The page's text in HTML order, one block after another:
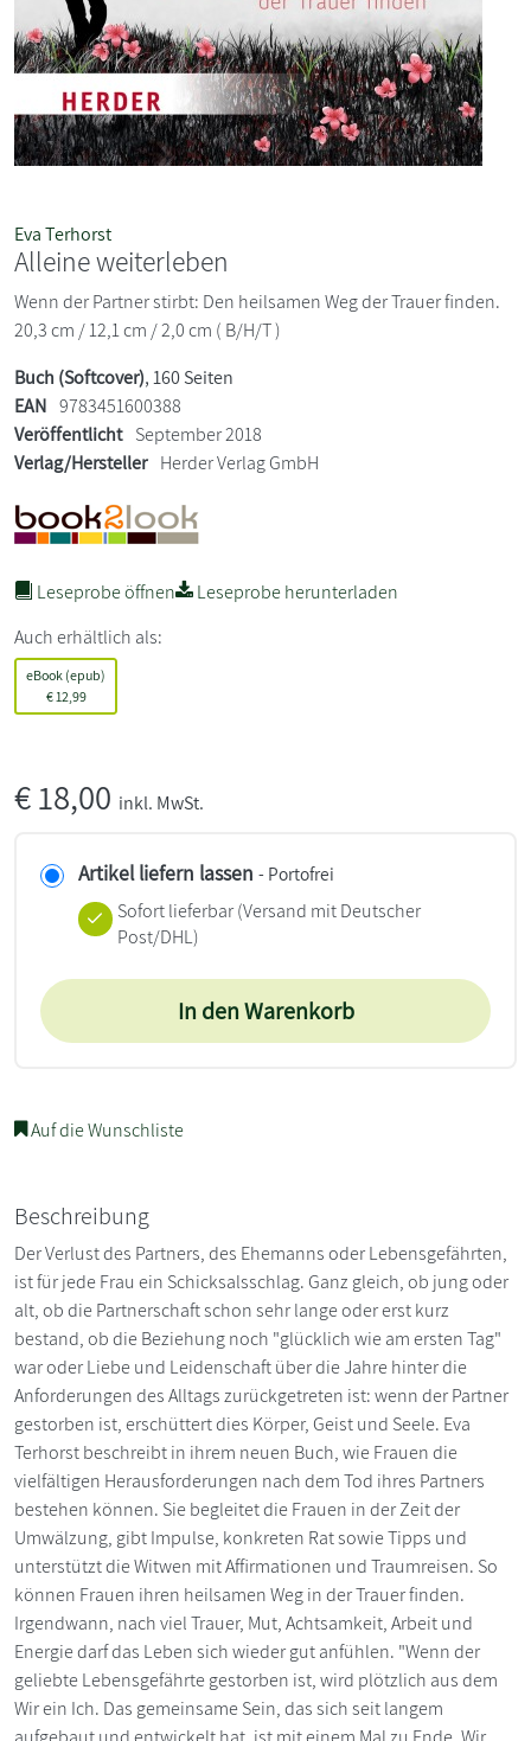
Eva Terhorst
Alleine weiterleben
Wenn der Partner stirbt: Den heilsamen Weg der Trauer finden.
20,3 cm / 12,1 cm / 2,0 cm ( B/H/T )
Buch (Softcover), 160 Seiten
EAN 9783451600388
Veröffentlicht September 2018
Verlag/Hersteller Herder Verlag GmbH
Leseprobe öffnen
Leseprobe herunterladen
Auch erhältlich als:
eBook (epub)
€12,99
€18,00 inkl. MwSt.
Artikel liefern lassen - Portofrei
Sofort lieferbar(Versand mit Deutscher
Post/DHL)
In den Warenkorb
Auf die Wunschliste
Beschreibung
Der Verlust des Partners, des Ehemanns oder Lebensgefährten,
ist für jede Frau ein Schicksalsschlag. Ganz gleich, ob jung oder
alt, ob die Partnerschaft schon sehr lange oder erst kurz
bestand, ob die Beziehung noch "glücklich wie am ersten Tag"
war oder Liebe und Leidenschaft über die Jahre hinter die
Anforderungen des Alltags zurückgetreten ist: wenn der Partner
gestorben ist, erschüttert dies Körper, Geist und Seele. Eva
Terhorst beschreibt in ihrem neuen Buch, wie Frauen die
vielfältigen Herausforderungen nach dem Tod ihres Partners
bestehen können. Sie begleitet die Frauen in der Zeit der
Umwälzung, gibt Impulse, konkreten Rat sowie Tipps und
unterstützt die Witwen mit Affirmationen und Traumreisen. So
können Frauen ihren heilsamen Weg in der Trauer finden.
Irgendwann, nach viel Trauer, Mut, Achtsamkeit, Arbeit und
Energie darf das Leben sich wieder gut anfühlen. "Wenn der
geliebte Lebensgefährte gestorben ist, wird plötzlich aus dem
Wir ein Ich. Das gemeinsame Sein, das sich seit langem